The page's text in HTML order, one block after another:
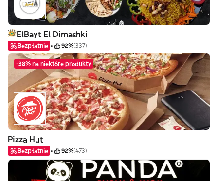
ElBayt El Dimashki
Bezpłatnie 92%(337)
-38% na niektóre produkty
Pizza Hut
Bezpłatnie 92%(473)